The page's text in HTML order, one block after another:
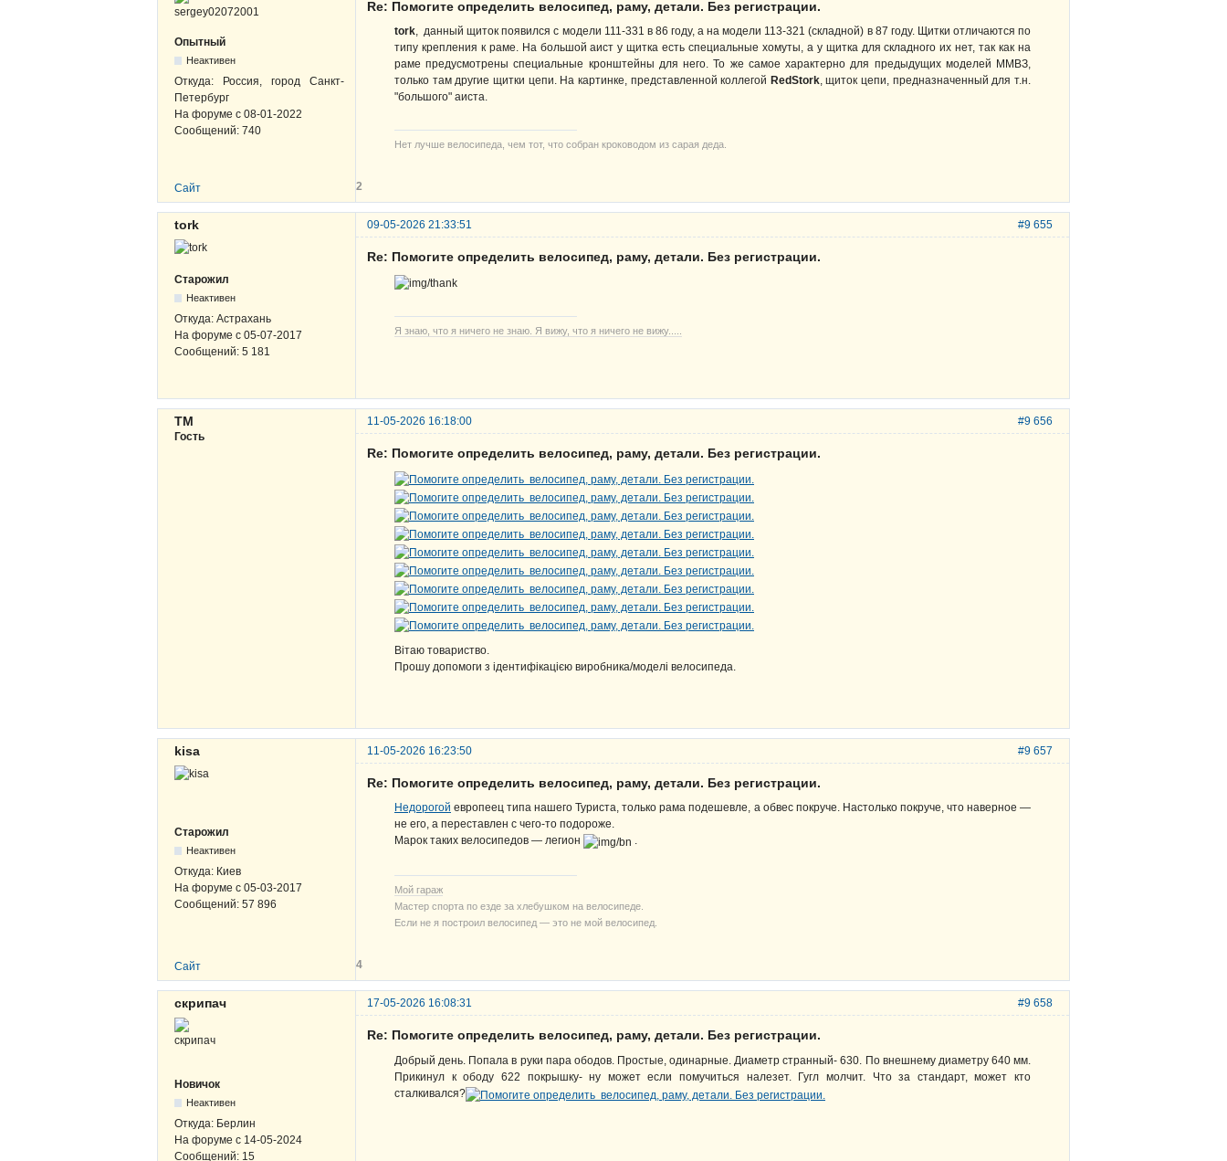
Опытный
Неактивен
Откуда: Россия, город Санкт-
Петербург
На форуме с 08-01-2022
Сообщений: 740
Re: Помогите определить велосипед, раму, детали. Без регистрации.
tork, данный щиток появился с модели 111-331 в 86 году, а на модели 113-321 (складной) в 87 году. Щитки отличаются по
типу крепления к раме. На большой аист у щитка есть специальные хомуты, а у щитка для складного их нет, так как на
раме предусмотрены специальные кронштейны для него. То же самое характерно для предыдущих моделей ММВЗ,
только там другие щитки цепи. На картинке, представленной коллегой RedStork, щиток цепи, предназначенный для т.н.
"большого" аиста.
Нет лучше велосипеда, чем тот, что собран кроководом из сарая деда.
Сайт 2
#9 655
tork 09-05-2026 21:33:51
Старожил
Неактивен
Откуда: Астрахань
На форуме с 05-07-2017
Сообщений: 5 181
Re: Помогите определить велосипед, раму, детали. Без регистрации.
Я знаю, что я ничего не знаю. Я вижу, что я ничего не вижу.....
#9 656
ТМ
11-05-2026 16:18:00
Гость
Re: Помогите определить велосипед, раму, детали. Без регистрации.
Вітаю товариство.
Прошу допомоги з ідентифікацією виробника/моделі велосипеда.
#9 657
kisa 11-05-2026 16:23:50
Старожил
Неактивен
Откуда: Киев
На форуме с 05-03-2017
Сообщений: 57 896
Re: Помогите определить велосипед, раму, детали. Без регистрации.
Недорогой европеец типа нашего Туриста, только рама подешевле, а обвес покруче. Настолько покруче, что наверное —
не его, а переставлен с чего-то подороже.
Марок таких велосипедов — легион
.
Мой гараж
Мастер спорта по езде за хлебушком на велосипеде.
Если не я построил велосипед — это не мой велосипед.
Сайт 4
#9 658
скрипач 17-05-2026 16:08:31
Новичок
Неактивен
Откуда: Берлин
На форуме с 14-05-2024
Сообщений: 15
Re: Помогите определить велосипед, раму, детали. Без регистрации.
Добрый день. Попала в руки пара ободов. Простые, одинарные. Диаметр странный- 630. По внешнему диаметру 640 мм.
Прикинул к ободу 622 покрышку- ну может если помучиться налезет. Гугл молчит. Что за стандарт, может кто
сталкивался?